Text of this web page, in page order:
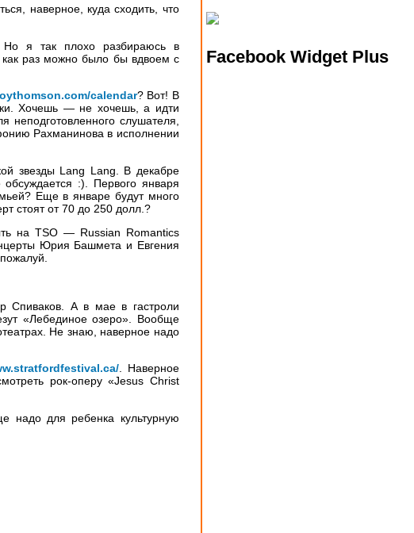
наверное, куда сходить, что
я так плохо разбираюсь в
как раз можно было бы вдвоем с
calendar? Вот! В
Хочешь — не хочешь, а идти
слушателя,
Рахманинова в исполнении
звезды Lang Lang. В декабре
:). Первого января
Еще в январе будут много
стоят от 70 до 250 долл.?
на TSO — Russian Romantics
Юрия Башмета и Евгения
А в мае в гастроли
«Лебединое озеро». Вообще
Не знаю, наверное надо
. Наверное
рок-оперу «Jesus Christ
надо для ребенка культурную
Facebook Widget Plus